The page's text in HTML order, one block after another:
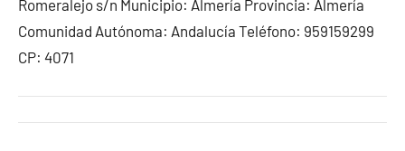
Romeralejo s/n Municipio: Almería Provincia: Almería
Comunidad Autónoma: Andalucía Teléfono: 959159299
CP: 4071